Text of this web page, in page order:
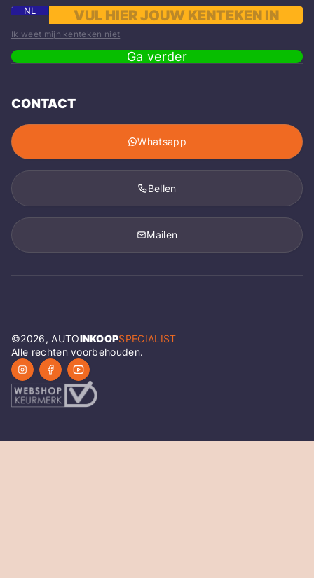
NL
Ik weet mijn kenteken niet
Ga verder
CONTACT
Whatsapp
Bellen
Mailen
©2026, AUTOINKOOPSPECIALIST
Alle rechten voorbehouden.